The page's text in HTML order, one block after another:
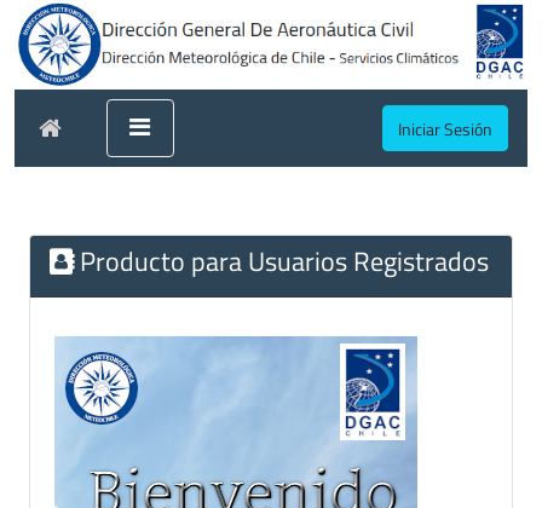
Iniciar Sesión
Producto para Usuarios Registrados